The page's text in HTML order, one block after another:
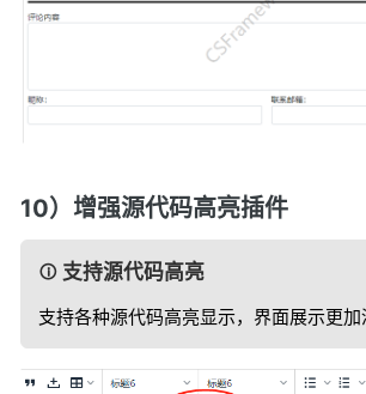
10）增强源代码高亮插件
支持源代码高亮
支持各种源代码高亮显示，界面展示更加